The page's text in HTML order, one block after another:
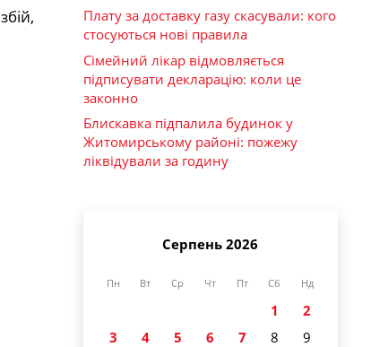
Плату за доставку газу скасували: кого
стосуються нові правила
Сімейний лікар відмовляється
підписувати декларацію: коли це
законно
Блискавка підпалила будинок у
Житомирському районі: пожежу
ліквідували за годину
Серпень 2026
Пн Вт Ср Чт Пт Сб Нд
1
2
3
4 5 6 7 8
9